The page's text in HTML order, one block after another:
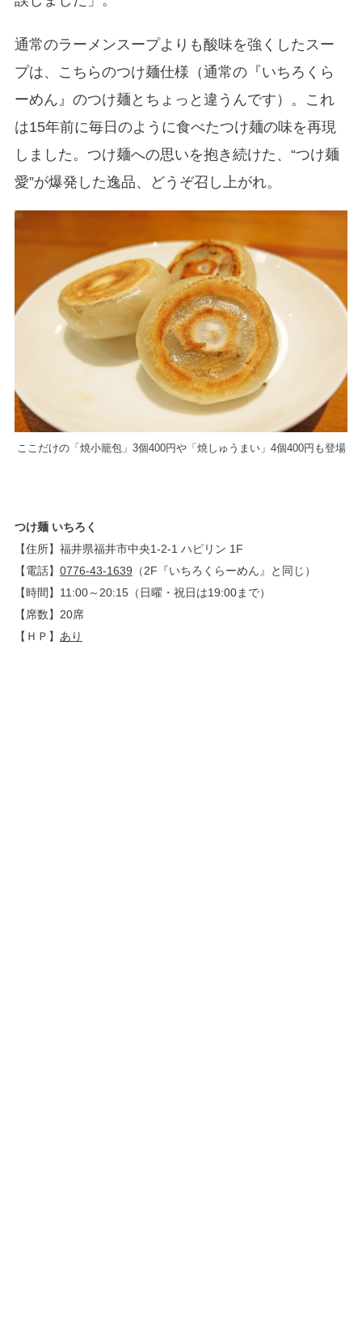
通常のラーメンスープよりも酸味を強くしたスー
プは、こちらのつけ麺仕様（通常の『いちろくら
ーめん』のつけ麺とちょっと違うんです）。これ
は15年前に毎日のように食べたつけ麺の味を再現
しました。つけ麺への思いを抱き続けた、“つけ麺
愛”が爆発した逸品、どうぞ召し上がれ。
ここだけの「焼小籠包」3個400円や「焼しゅうまい」4個400円も登場
つけ麺 いちろく
【住所】福井県福井市中央1-2-1 ハピリン 1F
【電話】 0776-43-1639 （2F『いちろくらーめん』と同じ）
【時間】11:00～20:15（日曜・祝日は19:00まで）
【席数】20席
【ＨＰ】 あり